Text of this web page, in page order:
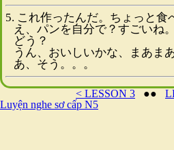
5. これ作ったんだ。ちょっと食
え、パンを自分で？すごいね
どう？
うん、おいしいかな、まあまあ
あ、そう。。。
< LESSON 3 ●●
Luyện nghe sơ cấp N5